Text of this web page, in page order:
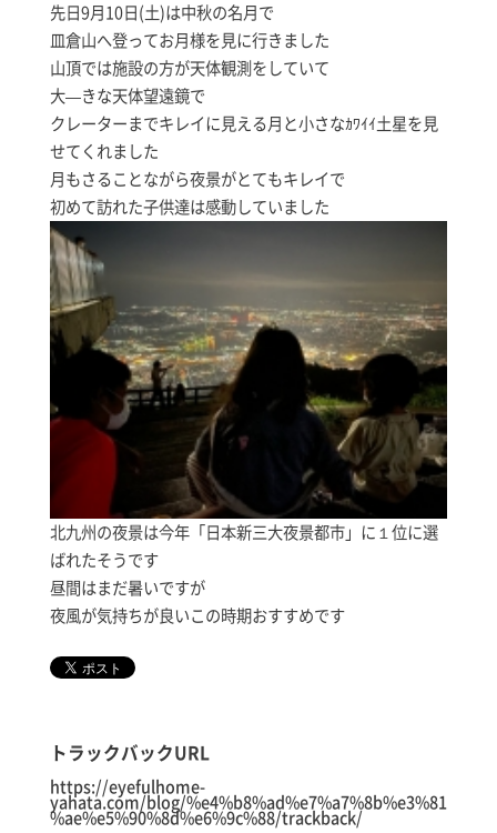
先日9月10日(土)は中秋の名月で
皿倉山へ登ってお月様を見に行きました
山頂では施設の方が天体観測をしていて
大—きな天体望遠鏡で
クレーターまでキレイに見える月と小さなｶﾜｲｲ土星を見
せてくれました
月もさることながら夜景がとてもキレイで
初めて訪れた子供達は感動していました
北九州の夜景は今年「日本新三大夜景都市」に１位に選
ばれたそうです
昼間はまだ暑いですが
夜風が気持ちが良いこの時期おすすめです
トラックバックURL
https://eyefulhome-
yahata.com/blog/%e4%b8%ad%e7%a7%8b%e3%81
%ae%e5%90%8d%e6%9c%88/trackback/